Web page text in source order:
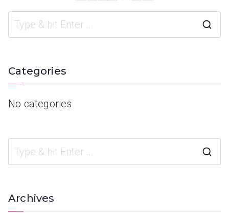
Categories
No categories
Archives